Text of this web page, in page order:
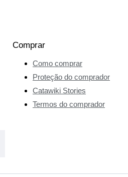
Comprar
Como comprar
Proteção do comprador
Catawiki Stories
Termos do comprador